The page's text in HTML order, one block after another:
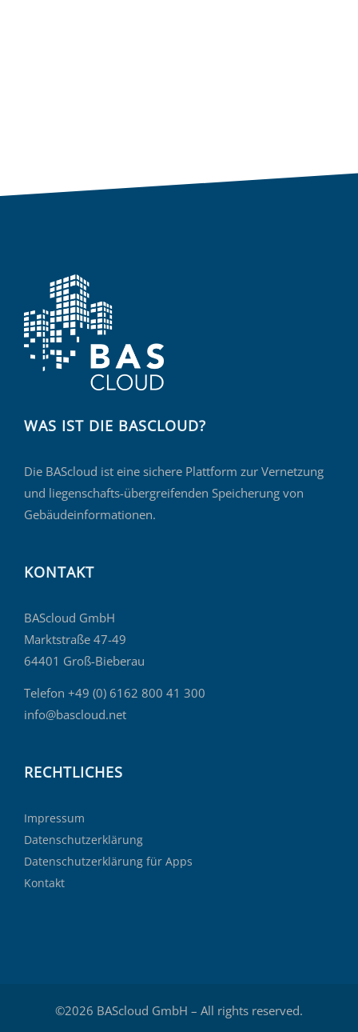
WAS IST DIE BASCLOUD?
Die BAScloud ist eine sichere Plattform zur Vernetzung
und liegenschafts-übergreifenden Speicherung von
Gebäudeinformationen.
KONTAKT
BAScloud GmbH
Marktstraße 47-49
64401 Groß-Bieberau
Telefon +49 (0) 6162 800 41 300
info@bascloud.net
RECHTLICHES
Impressum
Datenschutzerklärung
Datenschutzerklärung für Apps
Kontakt
©2026 BAScloud GmbH – All rights reserved.